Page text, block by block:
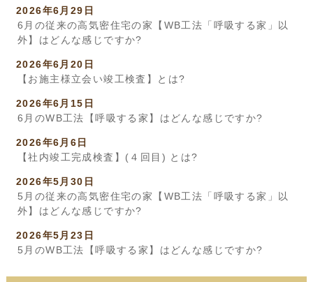
2026年6月29日
6月の従来の高気密住宅の家【WB工法「呼吸する家」以
外】はどんな感じですか?
2026年6月20日
【お施主様立会い竣工検査】とは?
2026年6月15日
6月のWB工法【呼吸する家】はどんな感じですか?
2026年6月6日
【社内竣工完成検査】(４回目) とは?
2026年5月30日
5月の従来の高気密住宅の家【WB工法「呼吸する家」以
外】はどんな感じですか?
2026年5月23日
5月のWB工法【呼吸する家】はどんな感じですか?